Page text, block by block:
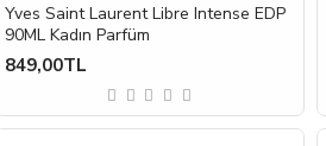
Yves Saint Laurent Libre Intense EDP
90ML Kadın Parfüm
849,00TL